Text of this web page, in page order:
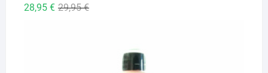
29,95€El
28,95 €
El